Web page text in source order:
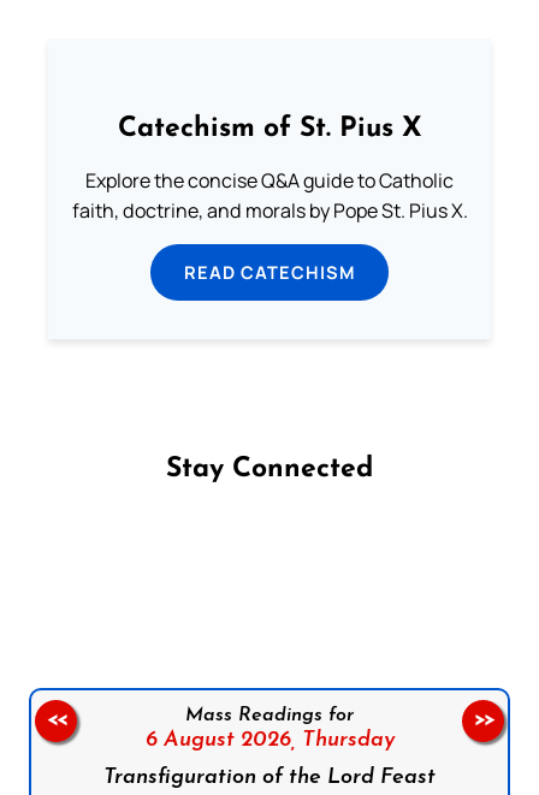
Catechism of St. Pius X
Explore the concise Q&A guide to Catholic
faith, doctrine, and morals by Pope St. Pius X.
READ CATECHISM
Stay Connected
Mass Readings for
6 August 2026, Thursday
Transfiguration of the Lord Feast
<< >>